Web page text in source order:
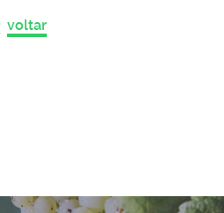
voltar